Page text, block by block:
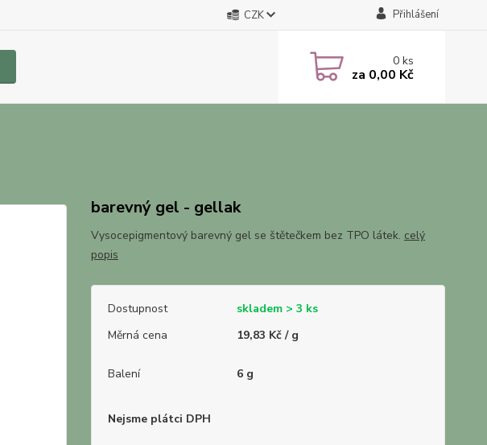
CZK Přihlášení
0ks
za 0,00 Kč
barevný gel - gellak
Vysocepigmentový barevný gel se štětečkem bez TPO látek. celý
popis
Dostupnost
skladem > 3 ks
Měrná cena
19,83 Kč / g
Balení 6 g
Nejsme plátci DPH